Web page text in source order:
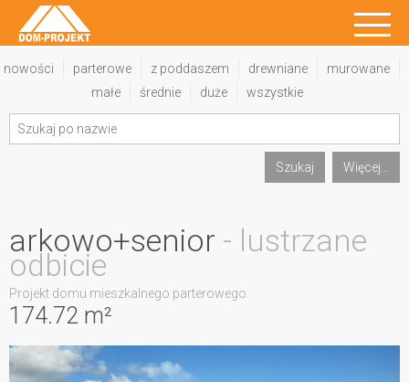
nowości parterowe z poddaszem drewniane
murowane
małe
średnie duże wszystkie
Szukaj Więcej...
174.72 m²
arkowo+senior - lustrzane
odbicie
Projekt domu mieszkalnego parterowego.